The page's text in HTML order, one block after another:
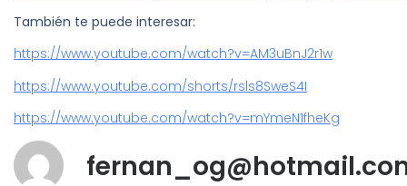
También te puede interesar:
https://www.youtube.com/watch?v=AM3uBnJ2r1w
https://www.youtube.com/shorts/rsls8SweS4I
https://www.youtube.com/watch?v=mYmeN1fheKg